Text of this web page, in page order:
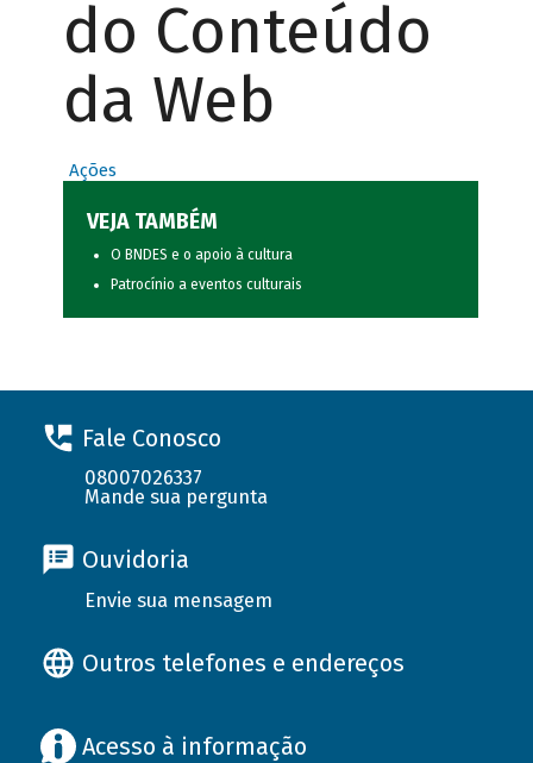
do Conteúdo
da Web
Ações
VEJA TAMBÉM
O BNDES e o apoio à cultura
Patrocínio a eventos culturais
Fale Conosco
08007026337
Mande sua pergunta
Ouvidoria
Envie sua mensagem
Outros telefones e endereços
Acesso à informação